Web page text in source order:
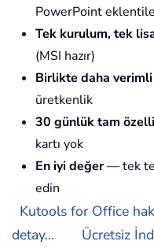
PowerPoint
Tek kurulum, tek
(MSI hazır)
Birlikte daha verimli
üretkenlik
30 günlük tam
kartı yok
En iyi değer— tek
edin
Kutools for Office
detay...
Ücretsiz